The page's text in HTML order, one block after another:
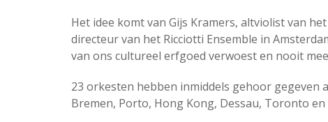
Het idee komt van Gijs Kramers, altviolist van
directeur van het Ricciotti Ensemble in
van ons cultureel erfgoed verwoest en nooit
23 orkesten hebben inmiddels gehoor
Bremen, Porto, Hong Kong, Dessau, Toronto